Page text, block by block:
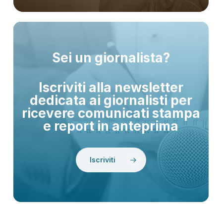
Sei un giornalista?
Iscriviti alla newsletter
dedicata ai giornalisti per
ricevere comunicati stampa
e report in anteprima
Iscriviti